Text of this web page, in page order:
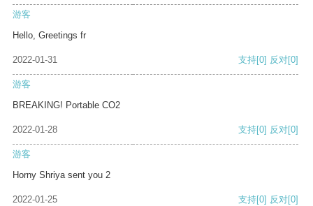
游客
Hello, Greetings fr
2022-01-31 支持[0] 反对[0]
游客
BREAKING! Portable CO2
2022-01-28 支持[0] 反对[0]
游客
Horny Shriya sent you 2
2022-01-25 支持[0] 反对[0]